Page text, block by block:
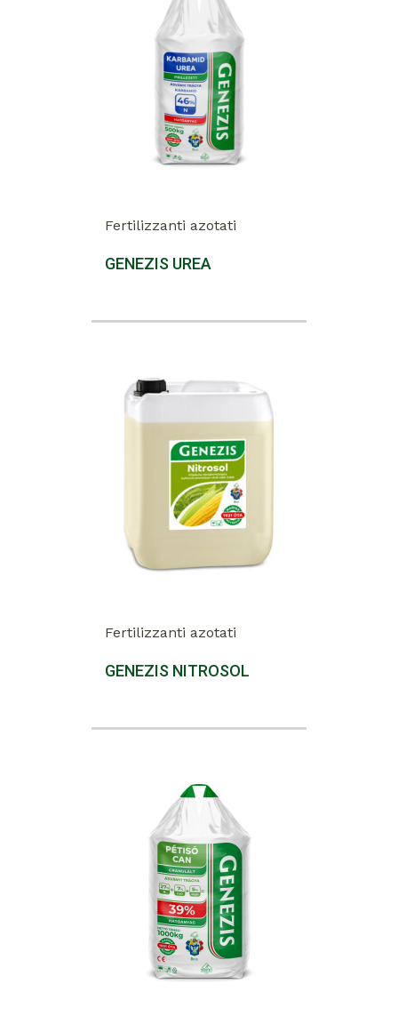
Fertilizzanti azotati
GENEZIS UREA
Fertilizzanti azotati
GENEZIS NITROSOL